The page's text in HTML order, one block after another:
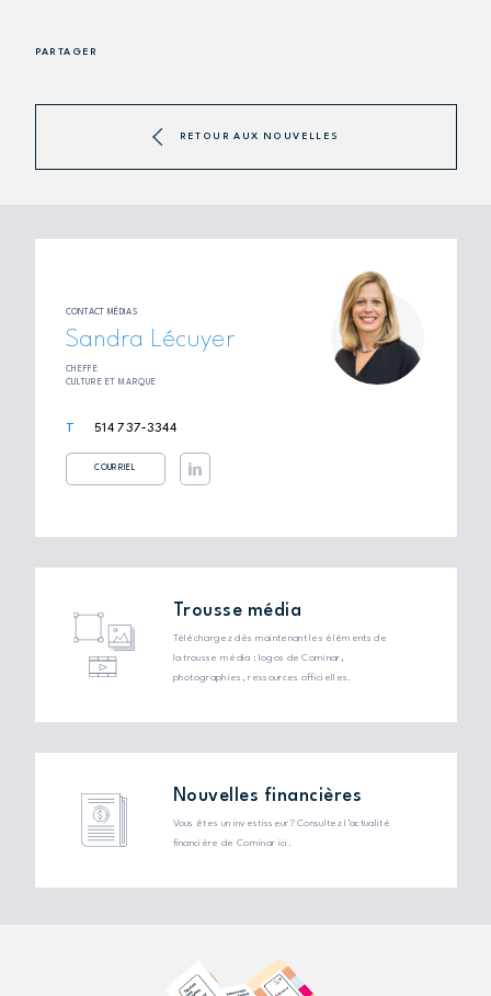
PARTAGER
RETOUR AUX NOUVELLES
CONTACT MÉDIAS
Sandra Lécuyer
CHEFFE
CULTURE ET MARQUE
514 737‑3344
COURRIEL
Trousse média
Téléchargez dès maintenant les éléments de
la trousse média : logos de Cominar,
photographies, ressources officielles.
Nouvelles financières
Vous êtes un investisseur? Consultez l’actualité
financière de Cominar ici.